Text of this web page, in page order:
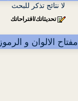
لا نتائج تذكر للبحث
تحديثاتك/اقتراحاتك
مفتاح الالوان و الرموز